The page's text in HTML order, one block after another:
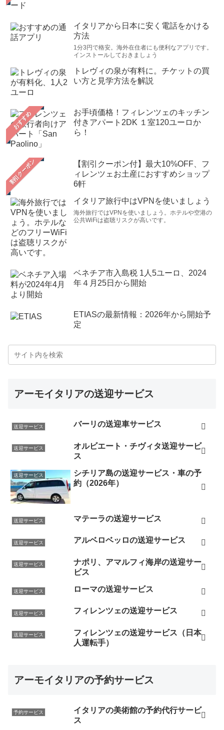
イタリアから日本に安く電話をかける
方法
1分3円で格安。海外在住者にも便利なアプリです。
インストールしておきましょう
トレヴィの泉が有料に。チケットの買
い方と見学方法を解説
おすすめ
お手頃価格！フィレンツェのキッチン
付きアパート2DK １室120ユーロか
ら！
【割引クーポン付】最大10%OFF、フ
ィレンツェお土産におすすめショップ
6軒
イタリア旅行中はVPNを使いましょう
海外旅行ではVPNを使いましょう。ホテルや空港の
公共WiFiは盗聴リスクが高いです。
ベネチア市入島税 1人5ユーロ、2024
年４月25日から開始
ETIASの最新情報：2026年から開始予
定
アーモイタリアの送迎サービス
送迎サービス バーリの送迎車サービス
送迎サービス
オルビエート・チヴィタ送迎サービ
ス
送迎サービス
シチリア島の送迎サービス・車の予
約（2026年）
送迎サービス マテーラの送迎サービス
送迎サービス アルベロベッロの送迎サービス
送迎サービス
ナポリ、アマルフィ海岸の送迎サー
ビス
送迎サービス ローマの送迎サービス
送迎サービス フィレンツェの送迎サービス
送迎サービス
フィレンツェの送迎サービス（日本
人運転手）
アーモイタリアの予約サービス
予約サービス
イタリアの美術館の予約代行サービ
ス